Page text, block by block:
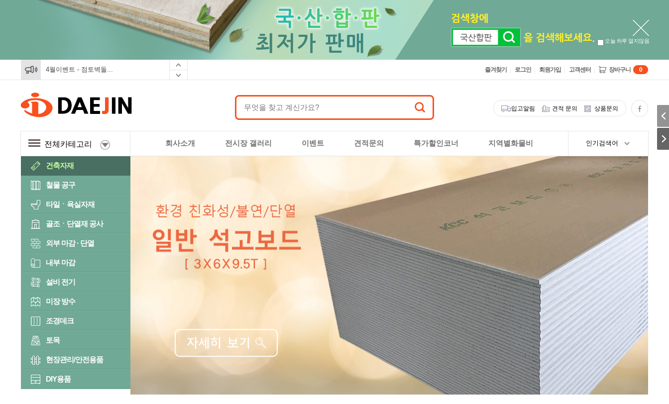
오늘 하루 열지않음
4월이벤트 - 점토벽돌... 즐겨찾기 로그인 회원가입 고객센터 장바구니 0
입고알림 견적 문의 상품문의
전체카테고리 회사소개 전시장 갤러리 이벤트 견적문의 특가할인코너 지역별화물비 인기검색어
건축자재
철물 공구
타일ㆍ욕실자재
골조ㆍ단열재 공사
외부 마감 · 단열
내부 마감
설비 전기
미장 방수
조경데크
토목
현장관리/안전용품
DIY용품